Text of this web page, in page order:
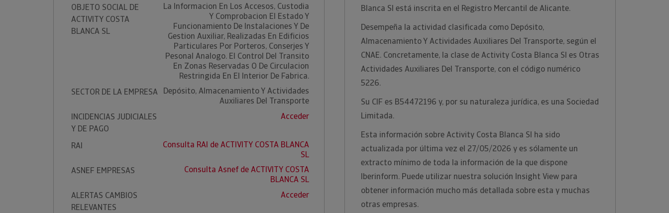
OBJETO SOCIAL DE
ACTIVITY COSTA
BLANCA SL
La Informacion En Los Accesos, Custodia
Y Comprobacion El Estado Y
Funcionamiento De Instalaciones Y De
Gestion Auxiliar, Realizadas En Edificios
Particulares Por Porteros, Conserjes Y
Pesonal Analogo. El Control Del Transito
En Zonas Reservadas O De Circulacion
Restringida En El Interior De Fabrica.
SECTOR DE LA EMPRESA Depósito, Almacenamiento Y Actividades
Auxiliares Del Transporte
INCIDENCIAS JUDICIALES
Y DE PAGO
Acceder
RAI
Consulta RAI de ACTIVITY COSTA BLANCA
SL
ASNEF EMPRESAS
Consulta Asnef de ACTIVITY COSTA
BLANCA SL
ALERTAS CAMBIOS
RELEVANTES
Acceder
Blanca Sl está inscrita en el Registro Mercantil de Alicante.
Desempeña la actividad clasificada como Depósito,
Almacenamiento Y Actividades Auxiliares Del Transporte, según el
CNAE. Concretamente, la clase de Activity Costa Blanca Sl es Otras
Actividades Auxiliares Del Transporte, con el código numérico
5226.
Su CIF es B54472196 y, por su naturaleza jurídica, es una Sociedad
Limitada.
Esta información sobre Activity Costa Blanca Sl ha sido
actualizada por última vez el 27/05/2026 y es sólamente un
extracto mínimo de toda la información de la que dispone
Iberinform. Puede utilizar nuestra solución Insight View para
obtener información mucho más detallada sobre esta y muchas
otras empresas.